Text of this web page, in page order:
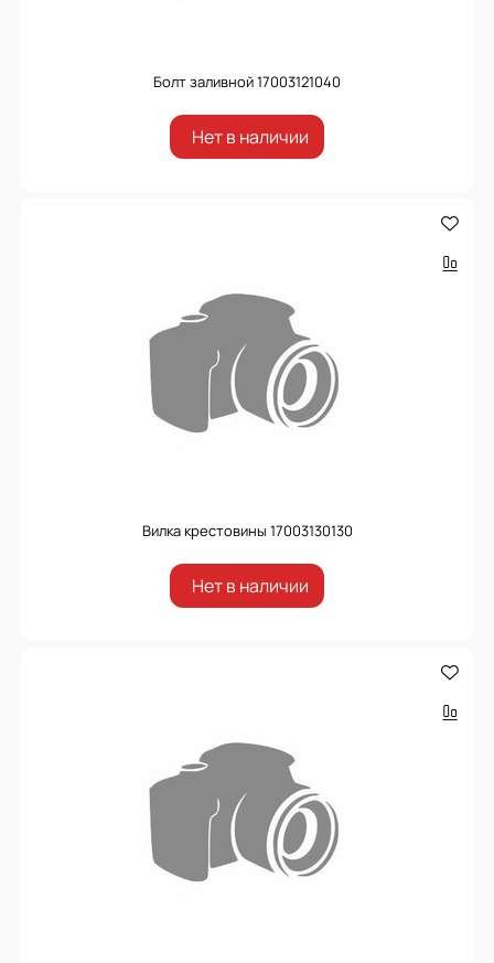
Болт заливной 17003121040
Нет в наличии
Вилка крестовины 17003130130
Нет в наличии